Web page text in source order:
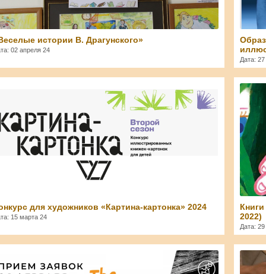
истории В. Драгунского»
02 апреля 24
Дата:
для художников «Картина-картонка» 2024
15 марта 24
2022)
Дата: